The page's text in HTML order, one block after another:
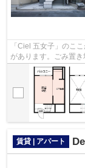
「Ciel 五女子」のこ
があります。ごみ置
件で、徒歩14分での
賃貸 | アパート